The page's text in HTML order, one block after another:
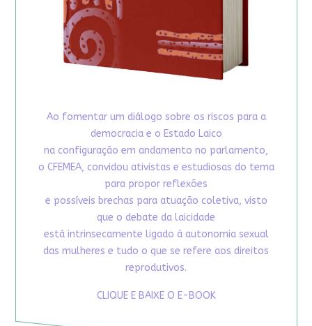
Ao fomentar um diálogo sobre os riscos para a
democracia e o Estado Laico
na configuração em andamento no parlamento,
o CFEMEA, convidou ativistas e estudiosas do tema
para propor reflexões
e possíveis brechas para atuação coletiva, visto
que o debate da laicidade
está intrinsecamente ligado à autonomia sexual
das mulheres e tudo o que se refere aos direitos
reprodutivos.
CLIQUE E BAIXE O E-BOOK